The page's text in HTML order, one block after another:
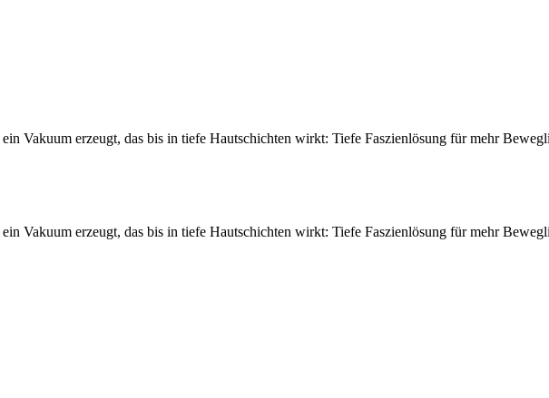
Vakuum erzeugt, das bis in tiefe Hautschichten wirkt: Tiefe Faszienlösung für mehr
Vakuum erzeugt, das bis in tiefe Hautschichten wirkt: Tiefe Faszienlösung für mehr